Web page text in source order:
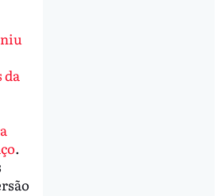
da
.